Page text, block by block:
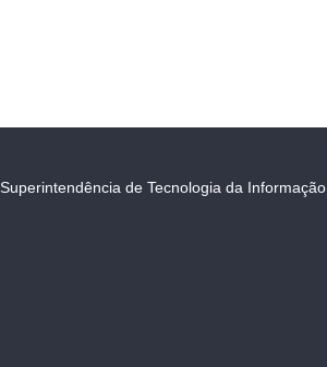
Superintendência de Tecnologia da Informação